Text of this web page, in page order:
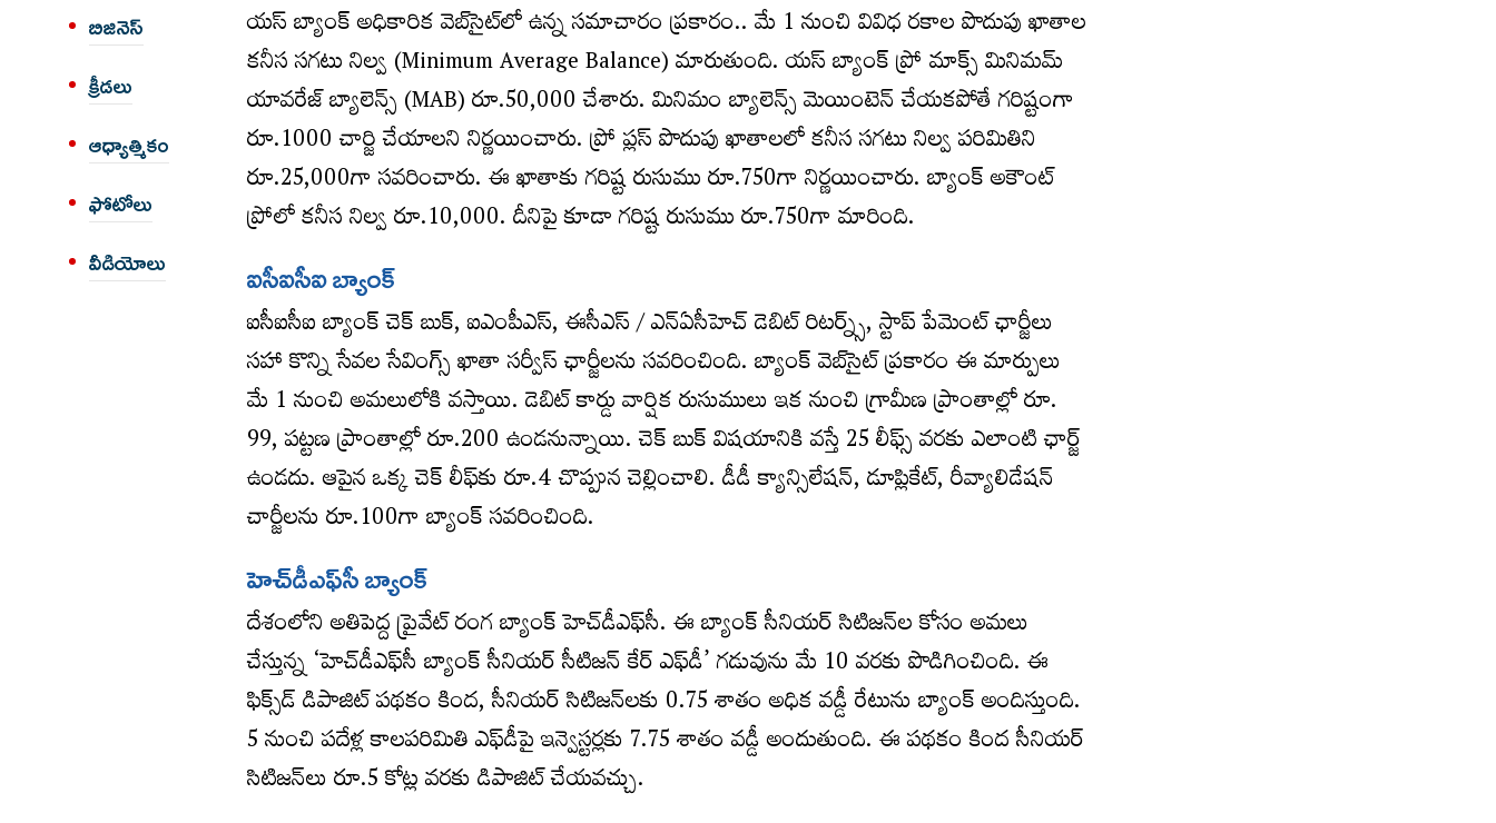
బిజినెస్
క్రీడలు
ఆధ్యాత్మికం
ఫోటోలు
వీడియోలు
యస్ బ్యాంక్ అధికారిక వెబ్‌సైట్‌లో ఉన్న సమాచారం ప్రకారం.. మే 1 నుంచి వివిధ రకాల పొదుపు ఖాతాల
కనీస సగటు నిల్వ (Minimum Average Balance) మారుతుంది. యస్ బ్యాంక్ ప్రో మాక్స్‌ మినిమమ్‌
యావరేజ్‌ బ్యాలెన్స్ (MAB) రూ.50,000 చేశారు. మినిమం బ్యాలెన్స్‌ మెయింటెన్‌ చేయకపోతే గరిష్టంగా
రూ.1000 చార్జి చేయాలని నిర్ణయించారు. ప్రో ప్లస్ పొదుపు ఖాతాలలో కనీస సగటు నిల్వ పరిమితిని
రూ.25,000గా సవరించారు. ఈ ఖాతాకు గరిష్ట రుసుము రూ.750గా నిర్ణయించారు. బ్యాంక్ అకౌంట్‌
ప్రోలో కనీస నిల్వ రూ.10,000. దీనిపై కూడా గరిష్ట రుసుము రూ.750గా మారింది.
ఐసీఐసీఐ బ్యాంక్
ఐసీఐసీఐ బ్యాంక్ చెక్ బుక్, ఐఎంపీఎస్‌, ఈసీఎస్‌ / ఎన్‌ఏసీహెచ్‌ డెబిట్ రిటర్న్స్, స్టాప్ పేమెంట్ ఛార్జీలు
సహా కొన్ని సేవల సేవింగ్స్ ఖాతా సర్వీస్ ఛార్జీలను సవరించింది. బ్యాంక్ వెబ్‌సైట్ ప్రకారం ఈ మార్పులు
మే 1 నుంచి అమలులోకి వస్తాయి. డెబిట్ కార్డు వార్షిక రుసుములు ఇక నుంచి గ్రామీణ ప్రాంతాల్లో రూ.
99, పట్టణ ప్రాంతాల్లో రూ.200 ఉండనున్నాయి. చెక్‌ బుక్‌ విషయానికి వస్తే 25 లీఫ్స్‌ వరకు ఎలాంటి ఛార్జ్‌
ఉండదు. ఆపైన ఒక్క చెక్‌ లీఫ్‌కు రూ.4 చొప్పున చెల్లించాలి. డీడీ క్యాన్సిలేషన్‌, డూప్లికేట్‌, రీవ్యాలిడేషన్‌
చార్జీలను రూ.100గా బ్యాంక్‌ సవరించింది.
హెచ్‌డీఎఫ్‌సీ బ్యాంక్
దేశంలోని అతిపెద్ద ప్రైవేట్ రంగ బ్యాంక్‌ హెచ్‌డీఎఫ్‌సీ. ఈ బ్యాంక్ సీనియర్ సిటిజన్‌ల కోసం అమలు
చేస్తున్న ‘హెచ్‌డీఎఫ్‌సీ బ్యాంక్ సీనియర్ సీటిజన్ కేర్ ఎఫ్‌డీ’ గడువును మే 10 వరకు పొడిగించింది. ఈ
ఫిక్స్‌డ్‌ డిపాజిట్‌ పథకం కింద, సీనియర్ సిటిజన్‌లకు 0.75 శాతం అధిక వడ్డీ రేటును బ్యాంక్‌ అందిస్తుంది.
5 నుంచి పదేళ్ల కాలపరిమితి ఎఫ్‌డీపై ఇన్వెస్టర్లకు 7.75 శాతం వడ్డీ అందుతుంది. ఈ పథకం కింద సీనియర్
సిటిజన్‌లు రూ.5 కోట్ల వరకు డిపాజిట్ చేయవచ్చు.